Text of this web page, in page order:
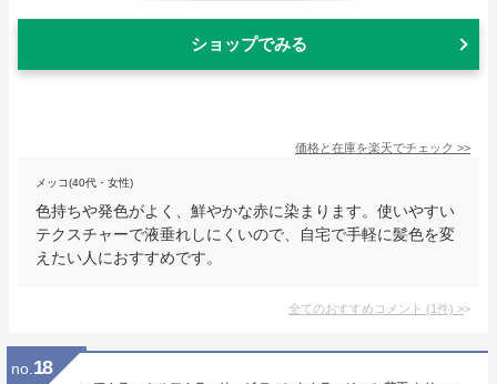
ショップでみる
価格と在庫を楽天でチェック >>
メッコ(40代・女性)
色持ちや発色がよく、鮮やかな赤に染まります。使いやすい
テクスチャーで液垂れしにくいので、自宅で手軽に髪色を変
えたい人におすすめです。
全てのおすすめコメント (1件) >
no. 18